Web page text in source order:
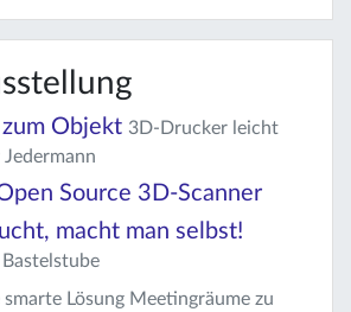
Objekt 3D-Drucker leicht
Source 3D-Scanner
macht man selbst!
smarte Lösung Meetingräume zu